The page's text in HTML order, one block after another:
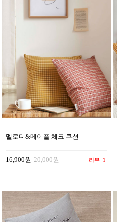
멜로디&메이플 체크 쿠션
16,900원 20,000원 리뷰 1